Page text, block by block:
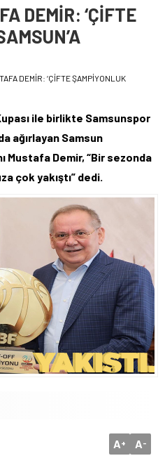
DEMİR: ‘ÇİFTE
DEMİR: ‘ÇİFTE ŞAMPİYONLUK
ile birlikte Samsunspor
ağırlayan Samsun
Mustafa Demir, “Bir sezonda
çok yakıştı” dedi.
A+ A-